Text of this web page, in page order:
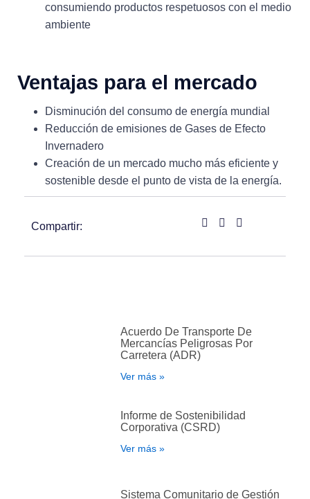
consumiendo productos respetuosos con el medio
ambiente
Ventajas para el mercado
Disminución del consumo de energía mundial
Reducción de emisiones de Gases de Efecto
Invernadero
Creación de un mercado mucho más eficiente y
sostenible desde el punto de vista de la energía.
Compartir:
Acuerdo De Transporte De
Mercancías Peligrosas Por
Carretera (ADR)
Ver más »
Informe de Sostenibilidad
Corporativa (CSRD)
Ver más »
Sistema Comunitario de Gestión